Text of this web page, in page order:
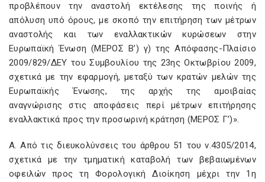
προβλέπουν την αναστολή εκτέλεσης της ποινής ή
απόλυση υπό όρους, με σκοπό την επιτήρηση των μέτρων
αναστολής και των εναλλακτικών κυρώσεων στην
Ευρωπαϊκή Ένωση (ΜΕΡΟΣ Β’) γ) της Απόφασης-Πλαίσιο
2009/829/ΔΕΥ του Συμβουλίου της 23ης Οκτωβρίου 2009,
σχετικά με την εφαρμογή, μεταξύ των κρατών μελών της
Ευρωπαϊκής Ένωσης, της αρχής της αμοιβαίας
αναγνώρισης στις αποφάσεις περί μέτρων επιτήρησης
εναλλακτικά προς την προσωρινή κράτηση (ΜΕΡΟΣ Γ’)».
Α. Από τις διευκολύνσεις του άρθρου 51 του ν.4305/2014,
σχετικά με την τμηματική καταβολή των βεβαιωμένων
οφειλών προς τη Φορολογική Διοίκηση μέχρι την 1η